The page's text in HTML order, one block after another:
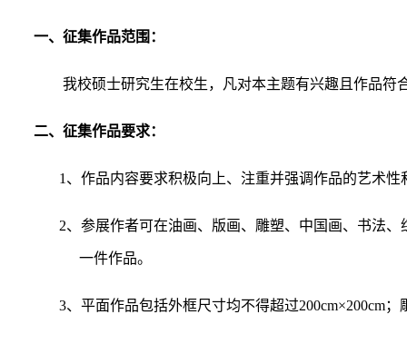
一、征集作品范围：
我校硕士研究生在校生，凡对本主题有兴趣且作品符
二、征集作品要求：
1、作品内容要求积极向上、注重并强调作品的艺术性
2、参展作者可在油画、版画、雕塑、中国画、书法
一件作品。
3、平面作品包括外框尺寸均不得超过200cm×200cm；